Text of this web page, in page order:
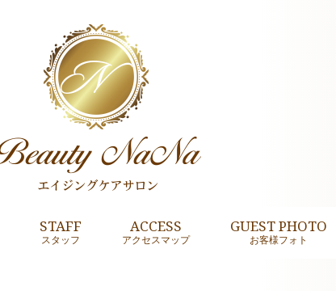
STAFF
スタッフ
ACCESS
アクセスマップ
GUEST PHOTO
お客様フォト